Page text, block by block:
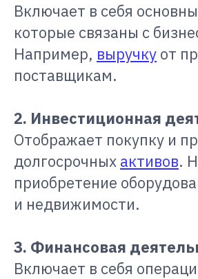
Включает в себя
которые связаны с
Например, выручку от
поставщикам.
2. Инвестиционная
Отображает покупку и
долгосрочных активов.
приобретение
и недвижимости.
3. Финансовая
Включает в себя